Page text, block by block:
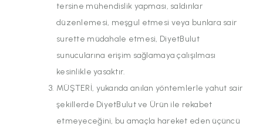
tersine mühendislik yapması, saldırılar
düzenlemesi, meşgul etmesi veya bunlara sair
surette müdahale etmesi, DiyetBulut
sunucularına erişim sağlamaya çalışılması
kesinlikle yasaktır.
MÜŞTERİ, yukarıda anılan yöntemlerle yahut sair
şekillerde DiyetBulut ve Ürün ile rekabet
etmeyeceğini, bu amaçla hareket eden üçüncü